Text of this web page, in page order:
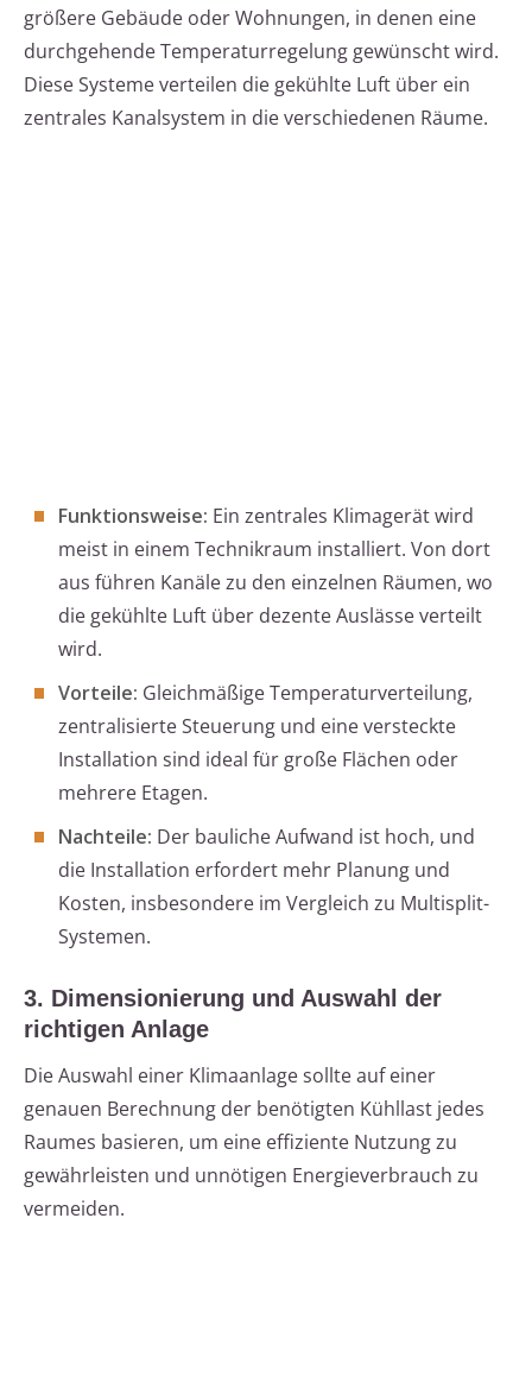
größere Gebäude oder Wohnungen, in denen eine
durchgehende Temperaturregelung gewünscht wird.
Diese Systeme verteilen die gekühlte Luft über ein
zentrales Kanalsystem in die verschiedenen Räume.
Funktionsweise: Ein zentrales Klimagerät wird
meist in einem Technikraum installiert. Von dort
aus führen Kanäle zu den einzelnen Räumen, wo
die gekühlte Luft über dezente Auslässe verteilt
wird.
Vorteile: Gleichmäßige Temperaturverteilung,
zentralisierte Steuerung und eine versteckte
Installation sind ideal für große Flächen oder
mehrere Etagen.
Nachteile: Der bauliche Aufwand ist hoch, und
die Installation erfordert mehr Planung und
Kosten, insbesondere im Vergleich zu Multisplit-
Systemen.
3. Dimensionierung und Auswahl der
richtigen Anlage
Die Auswahl einer Klimaanlage sollte auf einer
genauen Berechnung der benötigten Kühllast jedes
Raumes basieren, um eine effiziente Nutzung zu
gewährleisten und unnötigen Energieverbrauch zu
vermeiden.